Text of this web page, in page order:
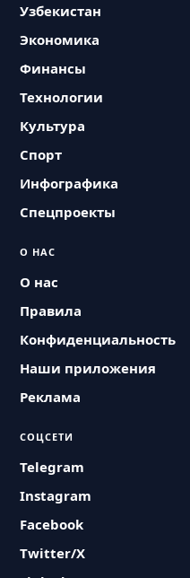
Узбекистан
Экономика
Финансы
Технологии
Культура
Спорт
Инфографика
Спецпроекты
О НАС
О нас
Правила
Конфиденциальность
Наши приложения
Реклама
СОЦСЕТИ
Telegram
Instagram
Facebook
Twitter/X